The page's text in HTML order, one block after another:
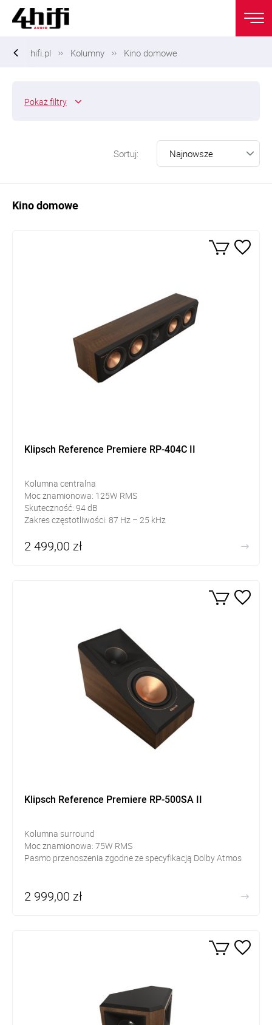
hifi.pl Kolumny Kino domowe
Pokażfiltry
Sortuj:
Kino domowe
Klipsch Reference Premiere RP-404C II
Kolumna centralna
Moc znamionowa: 125W RMS
Skuteczność: 94 dB
Zakres częstotliwości: 87 Hz – 25 kHz
2 499,00 zł
Klipsch Reference Premiere RP-500SA II
Kolumna surround
Moc znamionowa: 75W RMS
Pasmo przenoszenia zgodne ze specyfikacją Dolby Atmos
2 999,00 zł